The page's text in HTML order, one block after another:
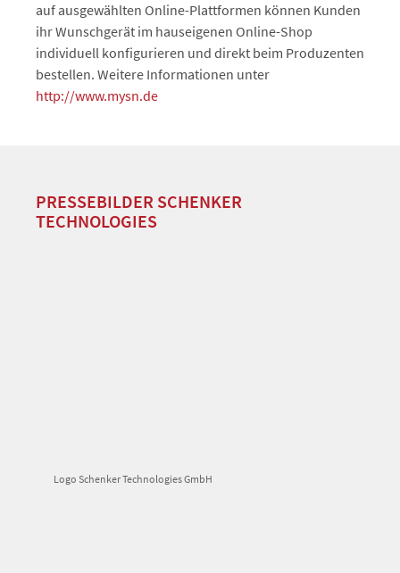
auf ausgewählten Online-Plattformen können Kunden
ihr Wunschgerät im hauseigenen Online-Shop
individuell konfigurieren und direkt beim Produzenten
bestellen. Weitere Informationen unter
http://www.mysn.de
PRESSEBILDER SCHENKER
TECHNOLOGIES
Logo Schenker Technologies GmbH